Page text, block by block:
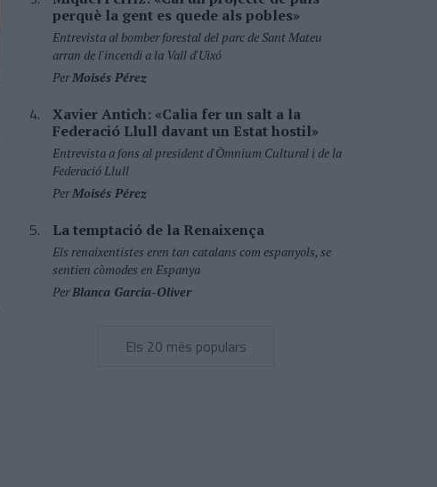
perquè la gent es quede als pobles»
Entrevista al bomber forestal del parc de Sant Mateu
arran de l'incendi a la Vall d'Uixó
PerMoisés Pérez
Xavier Antich: «Calia fer un salt a la
Federació Llull davant un Estat hostil»
Entrevista a fons al president d'Òmnium Cultural i de la
Federació Llull
PerMoisés Pérez
La temptació de la Renaixença
Els renaixentistes eren tan catalans com espanyols, se
sentien còmodes en Espanya
PerBlanca Garcia-Oliver
Els 20 més populars